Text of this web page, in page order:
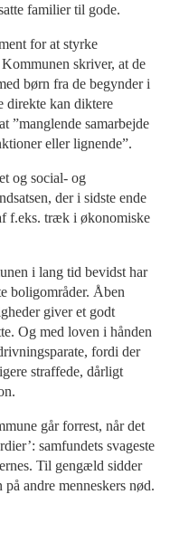
familier til gode.
for at styrke
skriver, at de
børn fra de begynder i
direkte kan diktere
”manglende samarbejde
eller lignende”.
og social- og
der i sidste ende
f.eks. træk i økonomiske
i lang tid bevidst har
boligområder. Åben
giver et godt
Og med loven i hånden
fordi der
straffede, dårligt
går forrest, når det
samfundets svageste
Til gengæld sidder
andre menneskers nød.